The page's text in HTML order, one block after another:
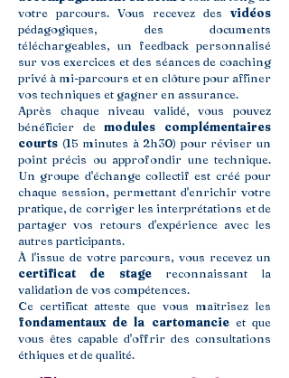
votre parcours. Vous recevez des vidéos
pédagogiques, des documents
téléchargeables, un feedback personnalisé
sur vos exercices et des séances de coaching
privé à mi-parcours et en clôture pour affiner
vos techniques et gagner en assurance.
Après chaque niveau validé, vous pouvez
bénéficier demodules complémentaires
courts (15 minutes à 2h30) pour réviser un
point précis ou approfondir une technique.
Un groupe d'échange collectif est créé pour
chaque session, permettant d'enrichir votre
pratique, de corriger les interprétations et de
partager vos retours d'expérience avec les
autres participants.
À l'issue de votre parcours, vous recevez un
certificat de stage reconnaissant la
validation de vos compétences.
Ce certificat atteste que vous maîtrisez les
fondamentaux de la cartomancieet que
vous êtes capable d'offrir des consultations
éthiques et de qualité.